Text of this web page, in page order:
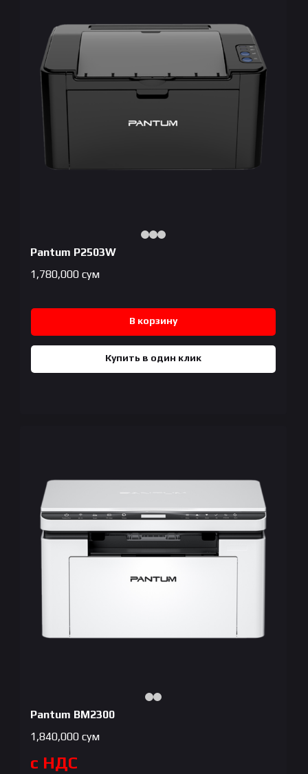
Pantum P2503W
1,780,000 сум
В корзину
Купить в один клик
Pantum BM2300
1,840,000 сум
с НДС